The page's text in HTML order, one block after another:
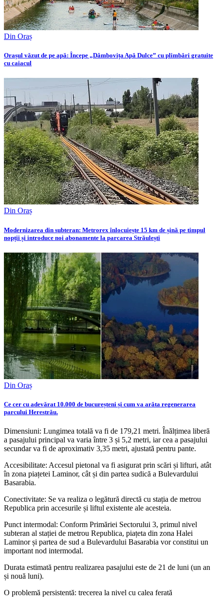
Din Oraș
Orașul văzut de pe apă: Începe „Dâmbovița Apă Dulce” cu plimbări gratuite
cu caiacul
Din Oraș
Modernizarea din subteran: Metrorex înlocuiește 15 km de șină pe timpul
nopții și introduce noi abonamente la parcarea Străulești
Din Oraș
Ce cer cu adevărat 10.000 de bucureșteni și cum va arăta regenerarea
parcului Herestrău.
Dimensiuni: Lungimea totală va fi de 179,21 metri. Înălțimea liberă
a pasajului principal va varia între 3 și 5,2 metri, iar cea a pasajului
secundar va fi de aproximativ 3,35 metri, ajustată pentru pante.
Accesibilitate: Accesul pietonal va fi asigurat prin scări și lifturi, atât
în zona piațetei Laminor, cât și din partea sudică a Bulevardului
Basarabia.
Conectivitate: Se va realiza o legătură directă cu stația de metrou
Republica prin accesurile și liftul existente ale acesteia.
Punct intermodal: Conform Primăriei Sectorului 3, primul nivel
subteran al stației de metrou Republica, piațeta din zona Halei
Laminor și partea de sud a Bulevardului Basarabia vor constitui un
important nod intermodal.
Durata estimată pentru realizarea pasajului este de 21 de luni (un an
și nouă luni).
O problemă persistentă: trecerea la nivel cu calea ferată